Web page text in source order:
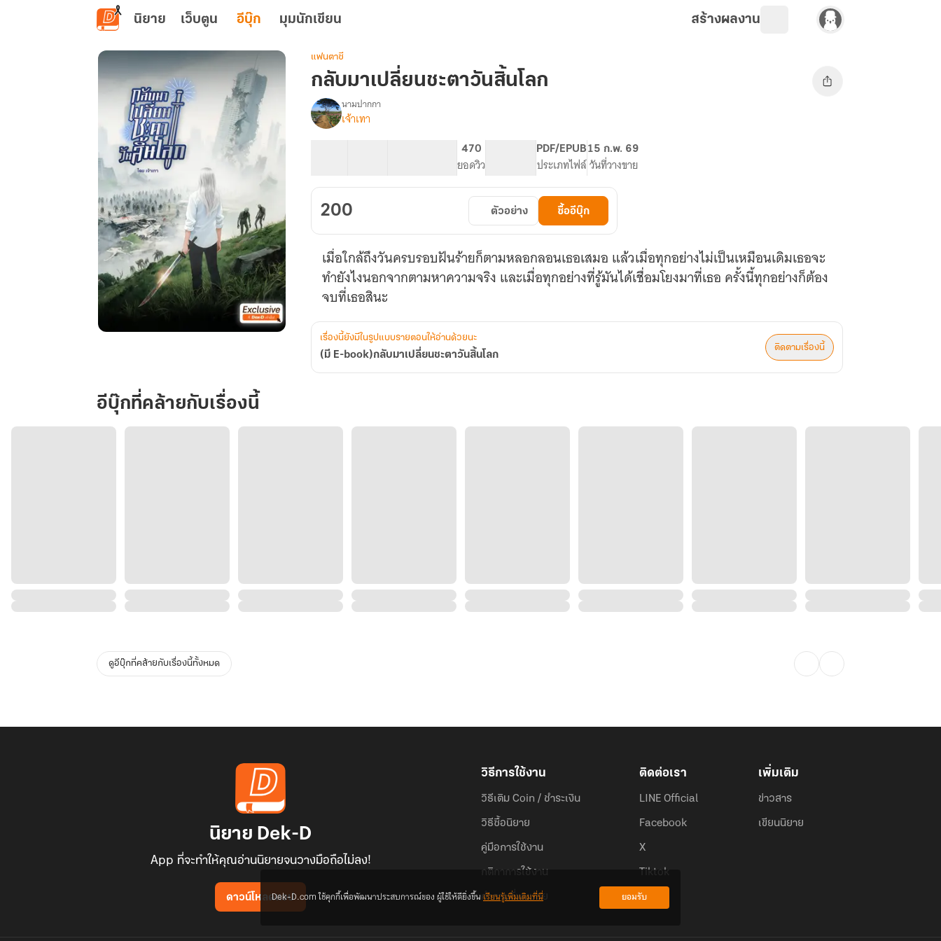
ข้ามไปยังเนื้อหาหลัก
นิยาย เว็บตูน อีบุ๊ก มุมนักเขียน สร้างผลงาน
ชะตา
วัน
สิ้น
แฟนตาซี
กลับมาเปลี่ยนชะตาวันสิ้นโลก
เรื่อง(มี
E-
ชะตา
วัน
สิ้น
โลก
นามปากกา
เจ้าเทา
470
ยอดวิว
PDF/EPUB
ประเภทไฟล์
15 ก.พ. 69
วันที่วางขาย
200 ตัวอย่าง ซื้ออีบุ๊ก
เมื่อใกล้ถึงวันครบรอบฝันร้ายก็ตามหลอกลอนเธอเสมอ แล้วเมื่อทุกอย่างไม่เป็นเหมือนเดิมเธอจะ
ทำยังไงนอกจากตามหาความจริง และเมื่อทุกอย่างที่รู้มันได้เชื่อมโยงมาที่เธอ ครั้งนี้ทุกอย่างก็ต้อง
จบที่เธอสินะ
เรื่องนี้ยังมีในรูปแบบรายตอนให้อ่านด้วยนะ
(มี E-book)กลับมาเปลี่ยนชะตาวันสิ้นโลก
ติดตามเรื่องนี้
อีบุ๊กที่คล้ายกับเรื่องนี้
ดูอีบุ๊กที่คล้ายกับเรื่องนี้ทั้งหมด
นิยาย Dek-D
App ที่จะทำให้คุณอ่านนิยายจนวางมือถือไม่ลง!
ดาวน์โหลดแอป
วิธีการใช้งาน
วิธีเติม Coin / ชำระเงิน
วิธีซื้อนิยาย
คู่มือการใช้งาน
กติกาการใช้งาน
คำถามที่พบบ่อย
ติดต่อเรา
LINE Official
Facebook
X
Tiktok
เพิ่มเติม
ข่าวสาร
เขียนนิยาย
Dek-D.com ใช้คุกกี้เพื่อพัฒนาประสบการณ์ของ ผู้ใช้ให้ดียิ่งขึ้นเรียนรู้เพิ่มเติมที่นี่ ยอมรับ